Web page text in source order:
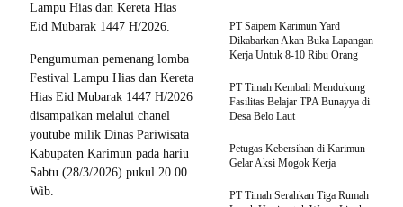
Lampu Hias dan Kereta Hias
Eid Mubarak 1447 H/2026.
Pengumuman pemenang lomba
Festival Lampu Hias dan Kereta
Hias Eid Mubarak 1447 H/2026
disampaikan melalui chanel
youtube milik Dinas Pariwisata
Kabupaten Karimun pada hariu
Sabtu (28/3/2026) pukul 20.00
Wib.
PT Saipem Karimun Yard
Dikabarkan Akan Buka Lapangan
Kerja Untuk 8-10 Ribu Orang
PT Timah Kembali Mendukung
Fasilitas Belajar TPA Bunayya di
Desa Belo Laut
Petugas Kebersihan di Karimun
Gelar Aksi Mogok Kerja
PT Timah Serahkan Tiga Rumah